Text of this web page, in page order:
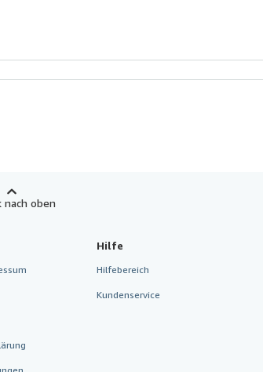
nach oben
Hilfe
Hilfebereich
Kundenservice